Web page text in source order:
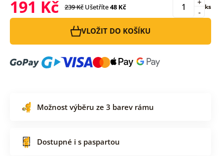
191 Kč 239 Kč Ušetříte48 Kč -
ks
VLOŽIT DO KOŠÍKU
Možnost výběru ze 3 barev rámu
Dostupné i s paspartou